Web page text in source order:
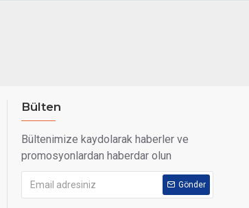
Bülten
Bültenimize kaydolarak haberler ve
promosyonlardan haberdar olun
Gönder